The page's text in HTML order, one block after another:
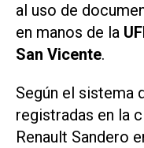
al uso de
en manos de la
San Vicente.
Según el sistema
registradas en la
Renault Sandero